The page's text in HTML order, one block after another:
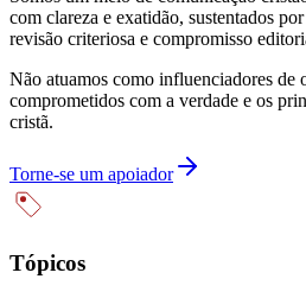
com clareza e exatidão, sustentados
revisão criteriosa e compromisso
Não atuamos como influenciadores de
comprometidos com a verdade e os
cristã.
Torne-se um apoiador
Tópicos